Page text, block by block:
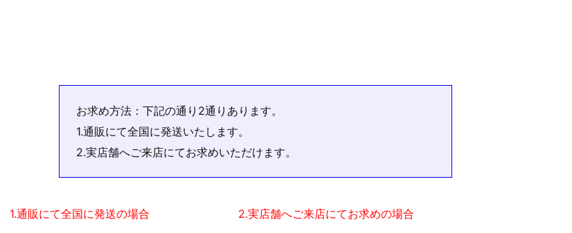
お求め方法：下記の通り2通りあります。
1.通販にて全国に発送いたします。
2.実店舗へご来店にてお求めいただけます。
1.通販にて全国に発送の場合 2.実店舗へご来店にてお求めの場合